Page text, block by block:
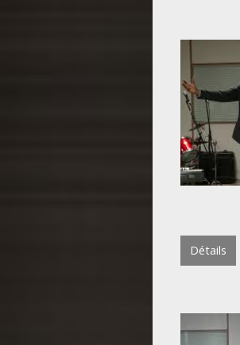
Détails